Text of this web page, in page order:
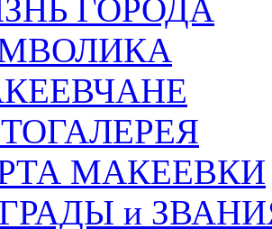
ГОРОДА
МАКЕЕВКИ
и